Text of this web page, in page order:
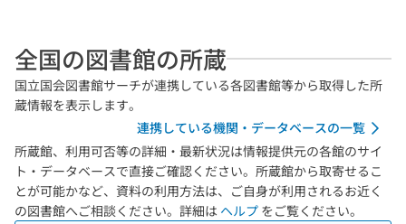
全国の図書館の所蔵
国立国会図書館サーチが連携している各図書館等から取得した所
蔵情報を表示します。
連携している機関・データベースの一覧
所蔵館、利用可否等の詳細・最新状況は情報提供元の各館のサイ
ト・データベースで直接ご確認ください。所蔵館から取寄せるこ
とが可能かなど、資料の利用方法は、ご自身が利用されるお近く
の図書館へご相談ください。詳細は ヘルプ をご覧ください。